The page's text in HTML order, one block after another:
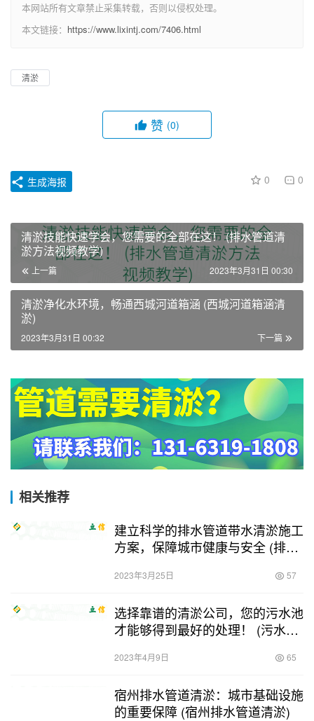
本网站所有文章禁止采集转载，否则以侵权处理。
本文链接： https://www.lixintj.com/7406.html
清淤
赞 (0)
0 0
生成海报
清淤技能快速学会，您需要的全部在这！ (排水管道清
淤方法视频教学)
上一篇 2023年3月31日 00:30
清淤净化水环境，畅通西城河道箱涵 (西城河道箱涵清
淤)
下一篇
2023年3月31日 00:32
相关推荐
建立科学的排水管道带水清淤施工
方案，保障城市健康与安全 (排水
2023年3月25日 57
选择靠谱的清淤公司，您的污水池
才能够得到最好的处理！ (污水池
2023年4月9日 65
宿州排水管道清淤：城市基础设施
的重要保障 (宿州排水管道清淤)